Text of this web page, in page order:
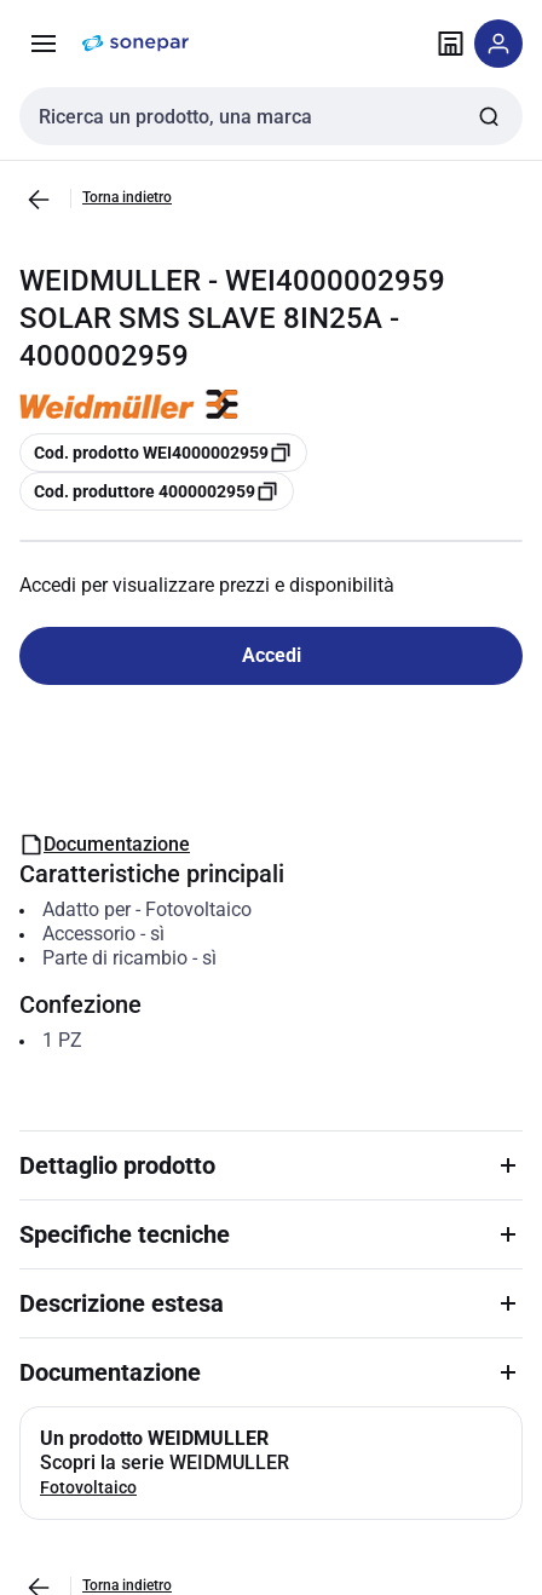
navigazione alla
Cerca input
Torna indietro
WEIDMULLER - WEI4000002959
SOLAR SMS SLAVE 8IN25A -
4000002959
copia
Cod. prodotto WEI4000002959
copia
Cod. produttore 4000002959
Accedi per visualizzare prezzi e disponibilità
Accedi
Documentazione
Caratteristiche principali
Adatto per- Fotovoltaico
Accessorio- sì
Parte di ricambio- sì
Confezione
1 PZ
Dettaglio prodotto
Specifiche tecniche
Descrizione estesa
Documentazione
Un prodotto WEIDMULLER
Scopri la serie WEIDMULLER
Fotovoltaico
Torna indietro